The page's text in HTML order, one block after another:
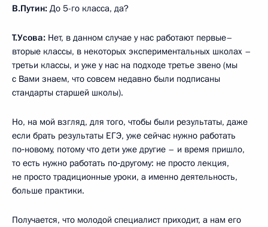
В.Путин: До 5-го класса, да?
Т.Усова: Нет, в данном случае у нас работают первые–
вторые классы, в некоторых экспериментальных школах –
третьи классы, и уже у нас на подходе третье звено (мы
с Вами знаем, что совсем недавно были подписаны
стандарты старшей школы).
Но, на мой взгляд, для того, чтобы были результаты, даже
если брать результаты ЕГЭ, уже сейчас нужно работать
по‑новому, потому что дети уже другие – и время пришло,
то есть нужно работать по‑другому: не просто лекция,
не просто традиционные уроки, а именно деятельность,
больше практики.
Получается, что молодой специалист приходит, а нам его